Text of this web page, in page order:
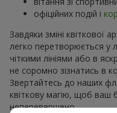
офіційних подій і
Завдяки зміні квіткової
легко перетворюється у
чіткими лініями або в
не соромно зізнатись в
Звертайтесь до наших
квіткову магію, щоб ваш
неперевершено.